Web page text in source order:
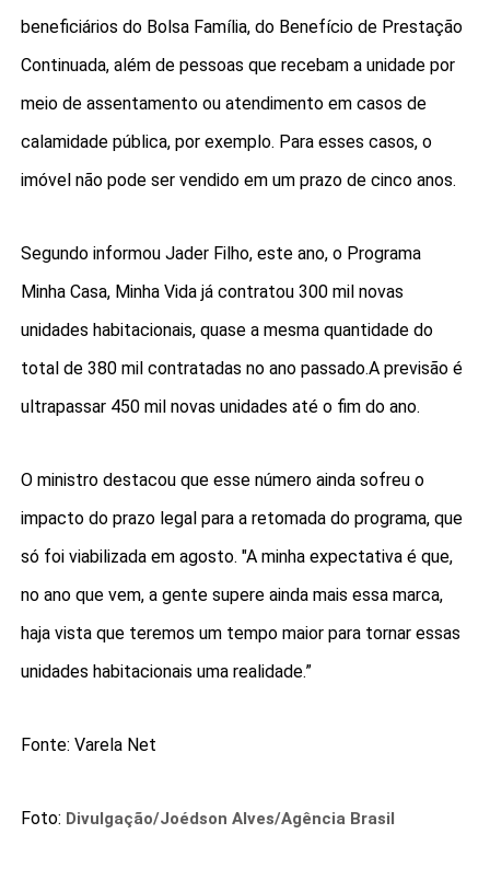
beneficiários do Bolsa Família, do Benefício de Prestação
Continuada, além de pessoas que recebam a unidade por
meio de assentamento ou atendimento em casos de
calamidade pública, por exemplo. Para esses casos, o
imóvel não pode ser vendido em um prazo de cinco anos.
Segundo informou Jader Filho, este ano, o Programa
Minha Casa, Minha Vida já contratou 300 mil novas
unidades habitacionais, quase a mesma quantidade do
total de 380 mil contratadas no ano passado.A previsão é
ultrapassar 450 mil novas unidades até o fim do ano.
O ministro destacou que esse número ainda sofreu o
impacto do prazo legal para a retomada do programa, que
só foi viabilizada em agosto. "A minha expectativa é que,
no ano que vem, a gente supere ainda mais essa marca,
haja vista que teremos um tempo maior para tornar essas
unidades habitacionais uma realidade.”
Fonte: Varela Net
Foto: Divulgação/Joédson Alves/Agência Brasil